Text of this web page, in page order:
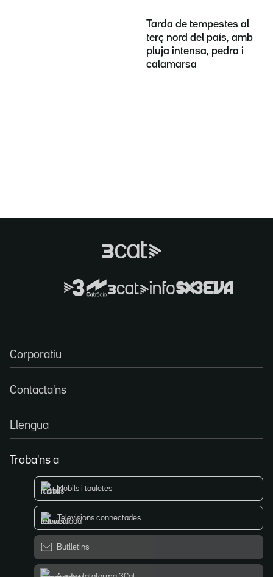
Tarda de tempestes al
terç nord del país, amb
pluja intensa, pedra i
calamarsa
Corporatiu
Contacta'ns
Llengua
Troba'ns a
Mòbils i tauletes
Televisions connectades
Butlletins